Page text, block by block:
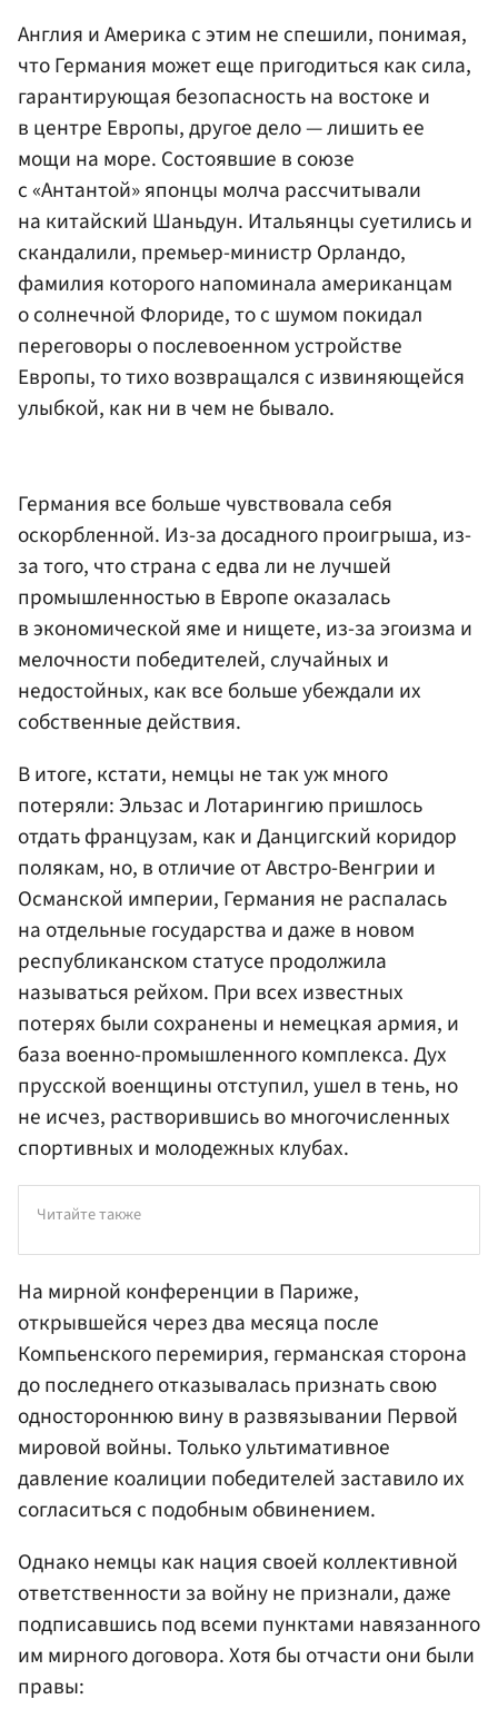
Англия и Америка с этим не спешили, понимая,
что Германия может еще пригодиться как сила,
гарантирующая безопасность на востоке и
в центре Европы, другое дело — лишить ее
мощи на море. Состоявшие в союзе
с «Антантой» японцы молча рассчитывали
на китайский Шаньдун. Итальянцы суетились и
скандалили, премьер-министр Орландо,
фамилия которого напоминала американцам
о солнечной Флориде, то с шумом покидал
переговоры о послевоенном устройстве
Европы, то тихо возвращался с извиняющейся
улыбкой, как ни в чем не бывало.
Германия все больше чувствовала себя
оскорбленной. Из-за досадного проигрыша, из-
за того, что страна с едва ли не лучшей
промышленностью в Европе оказалась
в экономической яме и нищете, из-за эгоизма и
мелочности победителей, случайных и
недостойных, как все больше убеждали их
собственные действия.
В итоге, кстати, немцы не так уж много
потеряли: Эльзас и Лотарингию пришлось
отдать французам, как и Данцигский коридор
полякам, но, в отличие от Австро-Венгрии и
Османской империи, Германия не распалась
на отдельные государства и даже в новом
республиканском статусе продолжила
называться рейхом. При всех известных
потерях были сохранены и немецкая армия, и
база военно-промышленного комплекса. Дух
прусской военщины отступил, ушел в тень, но
не исчез, растворившись во многочисленных
спортивных и молодежных клубах.
Читайте также
На мирной конференции в Париже,
открывшейся через два месяца после
Компьенского перемирия, германская сторона
до последнего отказывалась признать свою
одностороннюю вину в развязывании Первой
мировой войны. Только ультимативное
давление коалиции победителей заставило их
согласиться с подобным обвинением.
Однако немцы как нация своей коллективной
ответственности за войну не признали, даже
подписавшись под всеми пунктами навязанного
им мирного договора. Хотя бы отчасти они были
правы: